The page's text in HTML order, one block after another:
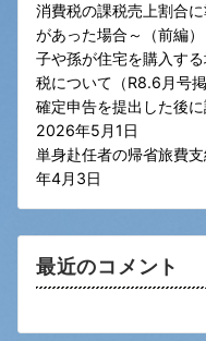
消費税の課税売上割合
があった場合～（前編）
子や孫が住宅を購入す
税について（R8.6月号掲
確定申告を提出した後
2026年5月1日
単身赴任者の帰省旅費
年4月3日
最近のコメント